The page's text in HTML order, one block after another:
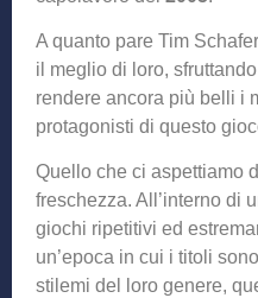
A quanto pare Tim
il meglio di loro,
rendere ancora più belli i
protagonisti di questo
Quello che ci aspettiamo
freschezza. All’interno di
giochi ripetitivi ed
un’epoca in cui i titoli
stilemi del loro genere,